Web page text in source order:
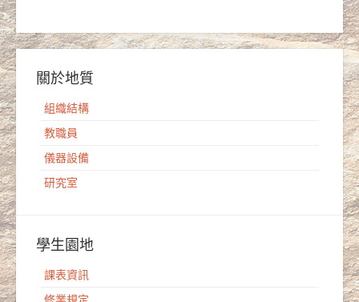
關於地質
組織結構
教職員
儀器設備
研究室
學生園地
課表資訊